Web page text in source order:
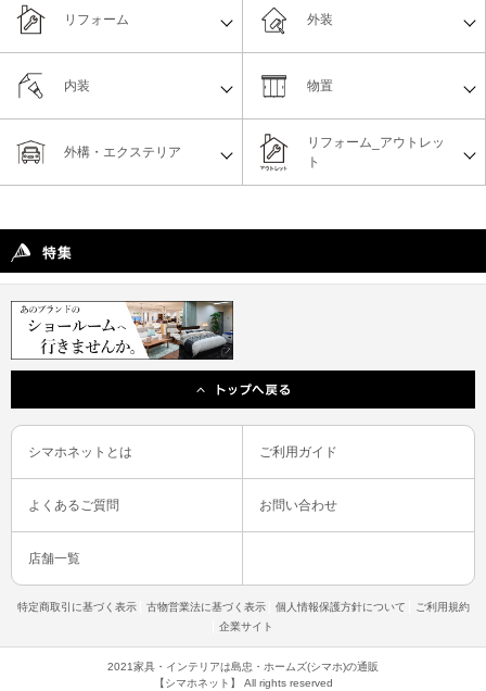
リフォーム
リフォーム_アウトレッ
ト
物置
外構・エクステリア
外装
内装
シマホネットとは ご利用ガイド
よくあるご質問 お問い合わせ
店舗一覧
特定商取引に基づく表示 古物営業法に基づく表示 個人情報保護方針について
ご利用規約
企業サイト
2021家具・インテリアは島忠・ホームズ(シマホ)の通販
【シマホネット】 All rights reserved